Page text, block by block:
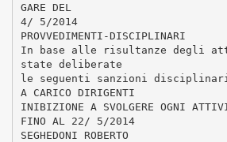
GARE DEL
4/ 5/2014
PROVVEDIMENTI-DISCIPLINARI
In base alle risultanze degli
state deliberate
le seguenti sanzioni
A CARICO DIRIGENTI
INIBIZIONE A SVOLGERE OGNI
FINO AL 22/ 5/2014
SEGHEDONI ROBERTO